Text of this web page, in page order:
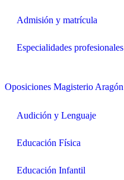
Admisión y matrícula
Especialidades profesionales
Oposiciones Magisterio Aragón
Audición y Lenguaje
Educación Física
Educación Infantil